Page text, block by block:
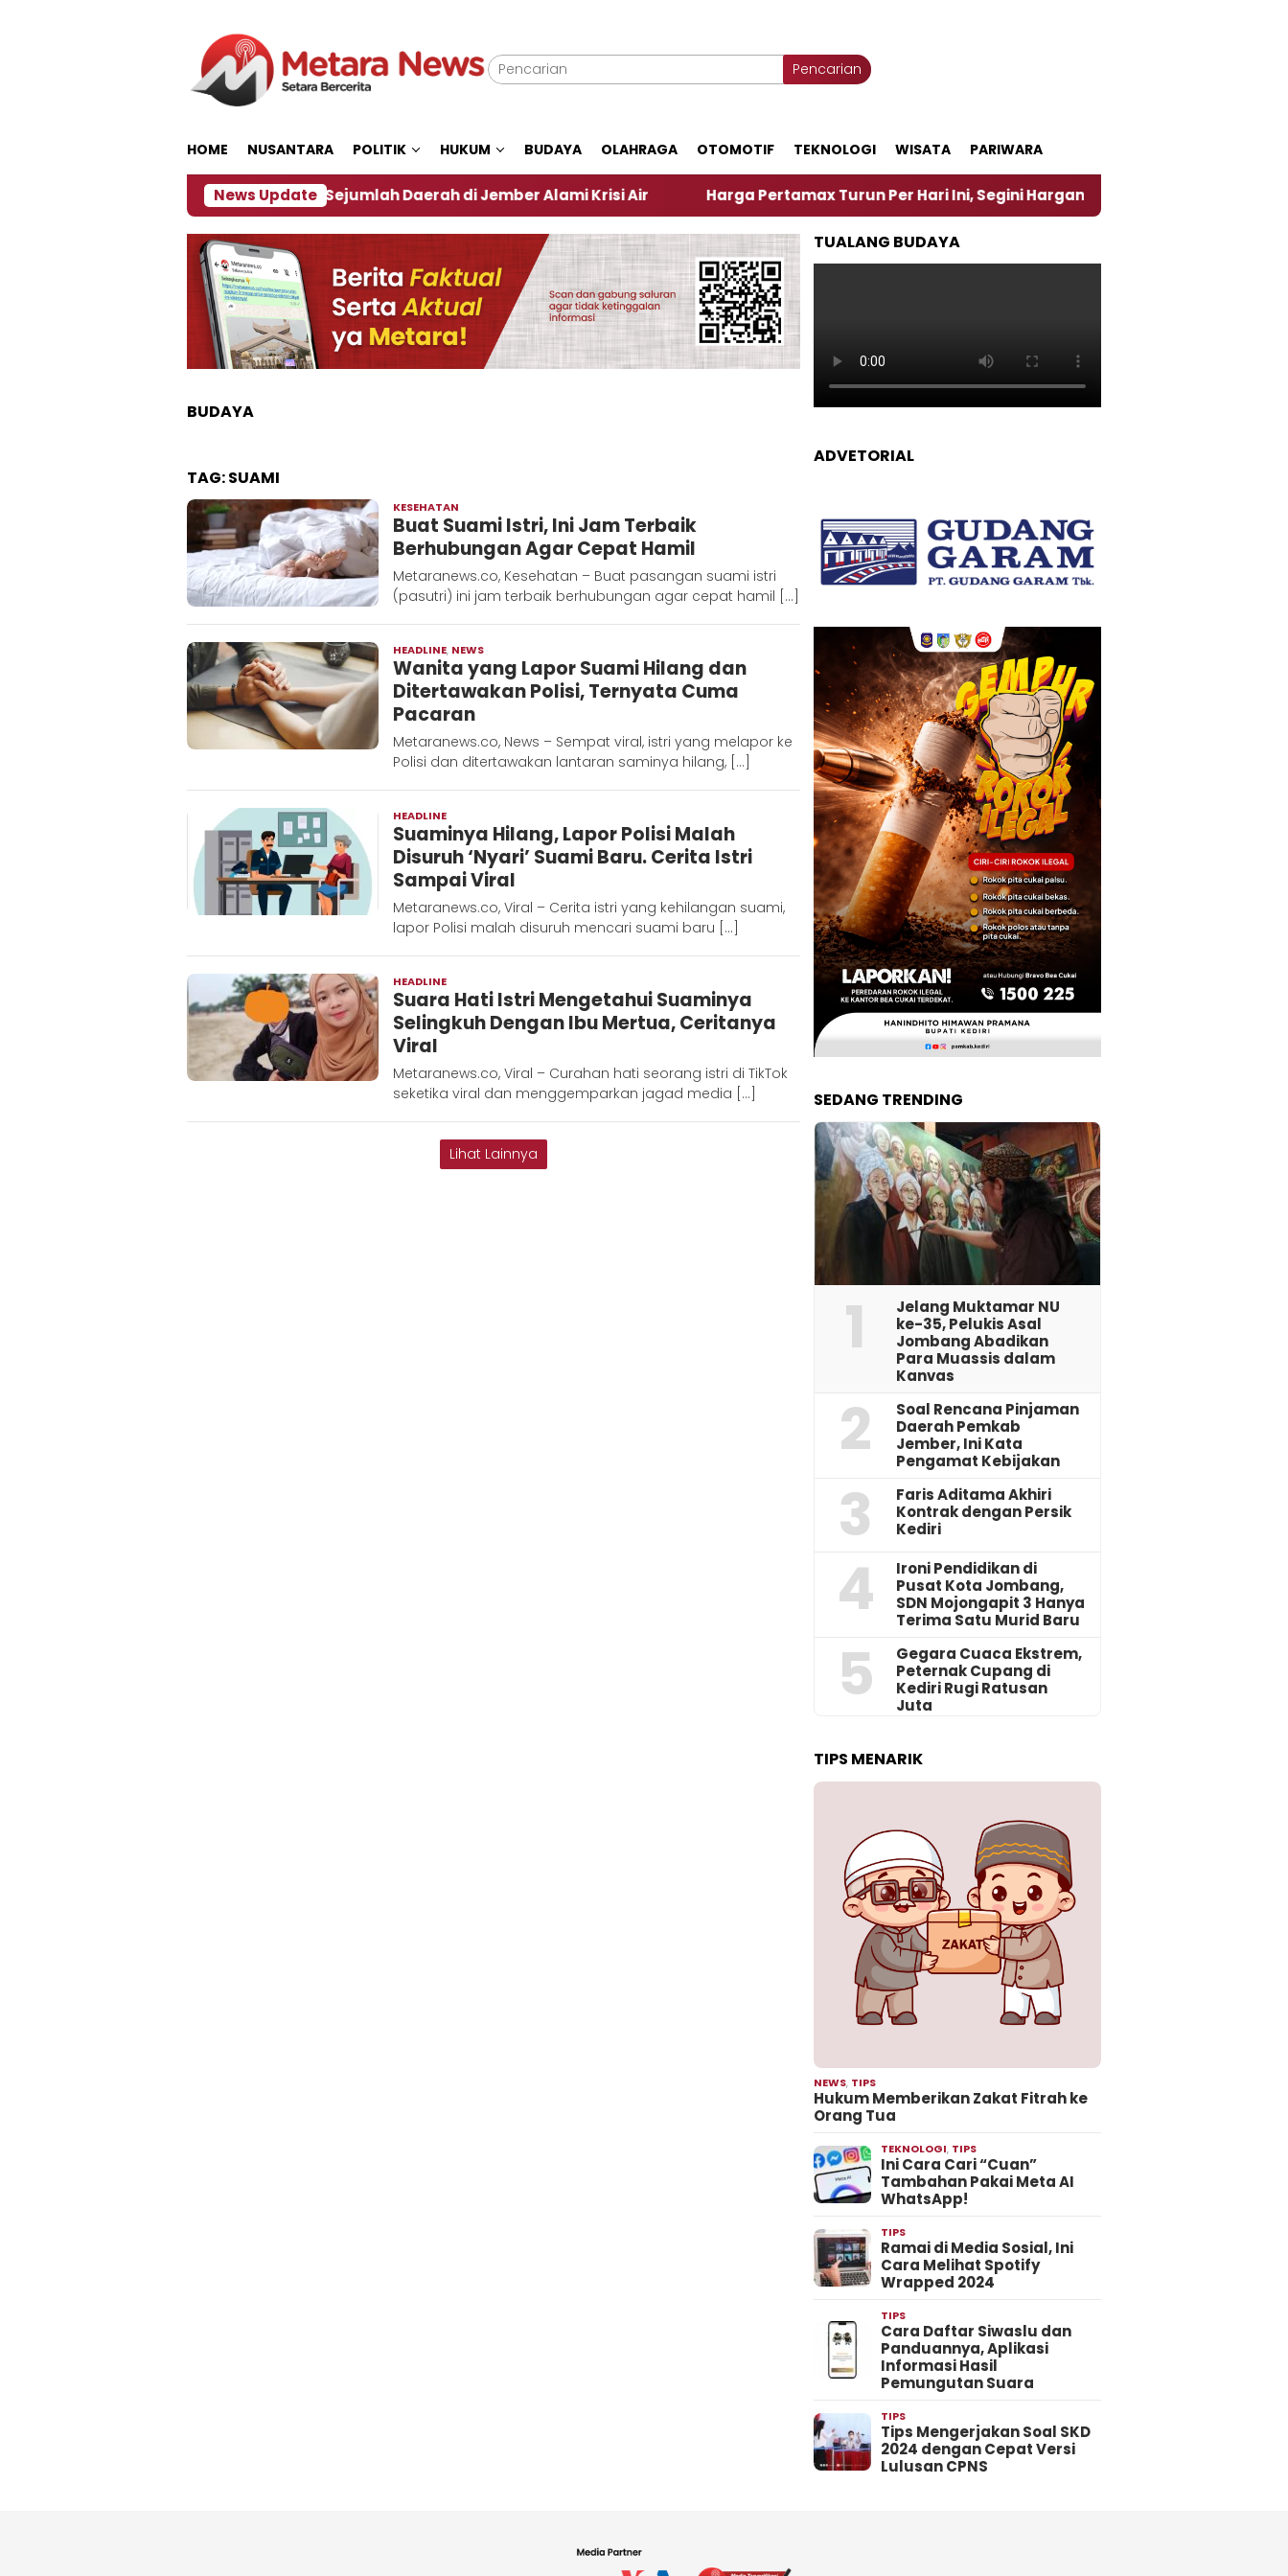
Pencarian
HOME NUSANTARA POLITIK HUKUM BUDAYA OLAHRAGA OTOMOTIF TEKNOLOGI WISATA PARIWARA
News Update
Dampak El Nino, Sejumlah Daerah di Jember Alami Krisi Air Harga Pertamax Turun Per Hari Ini, Segini Harganya ‎Nasirun Maestro Lukis
BUDAYA
TAG:SUAMI
KESEHATAN
Metara
Buat Suami Istri, Ini Jam Terbaik
Berhubungan Agar Cepat Hamil
Metaranews.co, Kesehatan – Buat pasangan suami istri
(pasutri) ini jam terbaik berhubungan agar cepat hamil […]
HEADLINE, NEWS
Metara
Wanita yang Lapor Suami Hilang dan
Ditertawakan Polisi, Ternyata Cuma
Pacaran
Metaranews.co, News – Sempat viral, istri yang melapor ke
Polisi dan ditertawakan lantaran saminya hilang, […]
HEADLINE
Metara
Suaminya Hilang, Lapor Polisi Malah
Disuruh ‘Nyari’ Suami Baru. Cerita Istri
Sampai Viral
Metaranews.co, Viral – Cerita istri yang kehilangan suami,
lapor Polisi malah disuruh mencari suami baru […]
HEADLINE
Metara
Suara Hati Istri Mengetahui Suaminya
Selingkuh Dengan Ibu Mertua, Ceritanya
Viral
Metaranews.co, Viral – Curahan hati seorang istri di TikTok
seketika viral dan menggemparkan jagad media […]
Lihat Lainnya
TUALANG BUDAYA
ADVETORIAL
SEDANG TRENDING
1
Jelang Muktamar NU
ke-35, Pelukis Asal
Jombang Abadikan
Para Muassis dalam
Kanvas
2
‎Soal Rencana Pinjaman
Daerah Pemkab
Jember, Ini Kata
Pengamat Kebijakan ‎
3
Faris Aditama Akhiri
Kontrak dengan Persik
Kediri
4
Ironi Pendidikan di
Pusat Kota Jombang,
SDN Mojongapit 3 Hanya
Terima Satu Murid Baru
5
‎Gegara Cuaca Ekstrem,
Peternak Cupang di
Kediri Rugi Ratusan
Juta
TIPS MENARIK
NEWS, TIPS
Hukum Memberikan Zakat Fitrah ke
Orang Tua
TEKNOLOGI, TIPS
Ini Cara Cari “Cuan”
Tambahan Pakai Meta AI
WhatsApp!
TIPS
Ramai di Media Sosial, Ini
Cara Melihat Spotify
Wrapped 2024
TIPS
Cara Daftar Siwaslu dan
Panduannya, Aplikasi
Informasi Hasil
Pemungutan Suara
TIPS
Tips Mengerjakan Soal SKD
2024 dengan Cepat Versi
Lulusan CPNS